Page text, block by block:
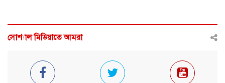
সোশ্যাল মিডিয়াতে আমরা